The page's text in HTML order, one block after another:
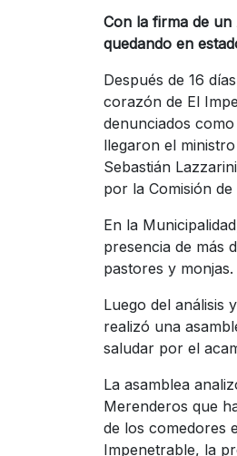
Con la firma de un
quedando en
Después de 16
corazón de El
denunciados
llegaron el
Sebastián
por la Comisión
En la
presencia de más
pastores y monjas.
Luego del análisis
realizó una
saludar por el
La asamblea
Merenderos que
de los comedores
Impenetrable, la